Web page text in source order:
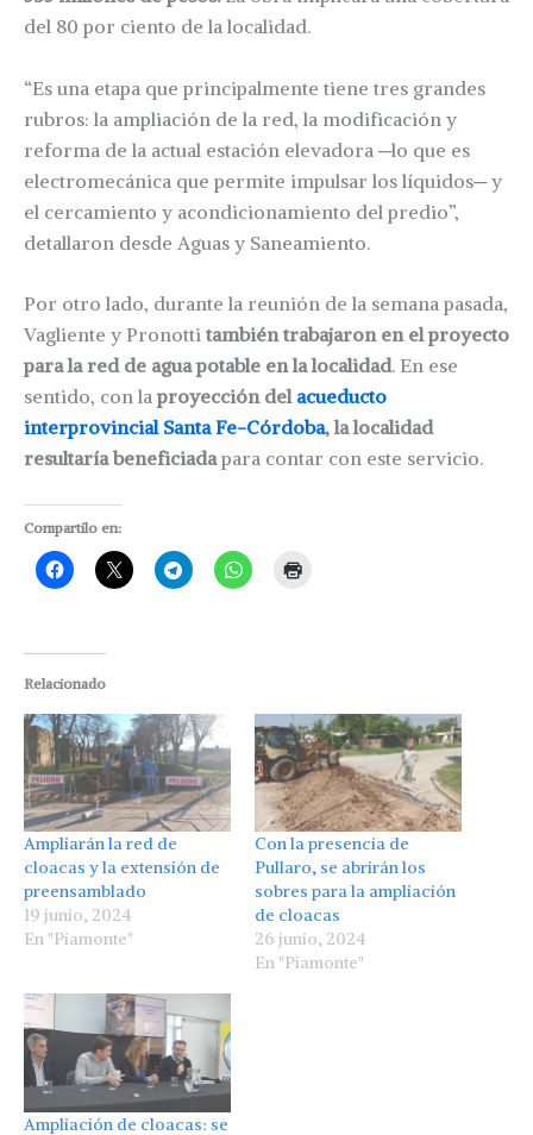
del 80 por ciento de la localidad.
“Es una etapa que principalmente tiene tres grandes
rubros: la ampliación de la red, la modificación y
reforma de la actual estación elevadora ─lo que es
electromecánica que permite impulsar los líquidos─ y
el cercamiento y acondicionamiento del predio”,
detallaron desde Aguas y Saneamiento.
Por otro lado, durante la reunión de la semana pasada,
Vagliente y Pronotti también trabajaron en el proyecto
para la red de agua potable en la localidad. En ese
sentido, con laproyección delacueducto
interprovincial Santa Fe-Córdoba, la localidad
resultaría beneficiadapara contar con este servicio.
Compartilo en:
Relacionado
Ampliarán la red de
cloacas y la extensión de
preensamblado
19 junio, 2024
En "Piamonte"
Con la presencia de
Pullaro, se abrirán los
sobres para la ampliación
de cloacas
26 junio, 2024
En "Piamonte"
Ampliación de cloacas: se